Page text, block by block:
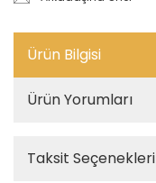
Ürün Bilgisi
Ürün Yorumları
Taksit Seçenekleri